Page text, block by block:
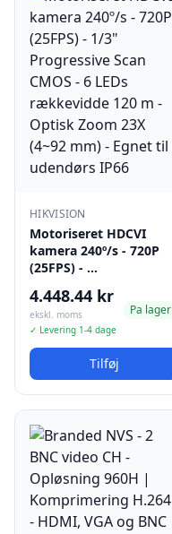
HIKVISION
Motoriseret HDCVI
kamera 240º/s - 720P
(25FPS) - …
4.448.44 kr
ekskl. moms
✓ Levering 1-4 dage
Pa lager
Tilføj